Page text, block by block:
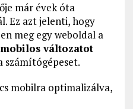
már évek óta
Ez azt jelenti, hogy
meg egy weboldal a
változatot
számítógépeset.
mobilra optimalizálva,